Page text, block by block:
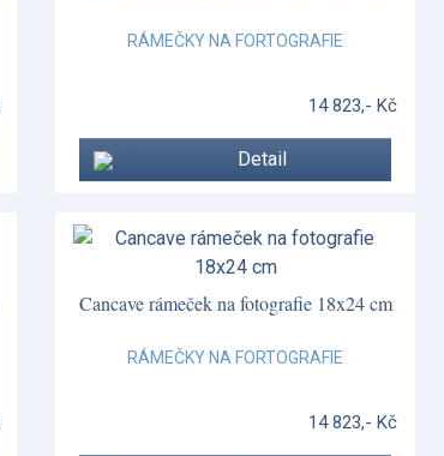
RÁMEČKY NA FORTOGRAFIE
14 823,- Kč
Detail
Cancave rámeček na fotografie 18x24 cm
RÁMEČKY NA FORTOGRAFIE
14 823,- Kč